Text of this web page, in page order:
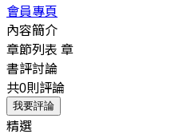
會員專頁
內容簡介
章節列表 章
書評討論
共0則評論
我要評論
精選